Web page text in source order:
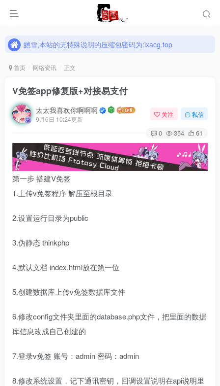
皑雪,本站的无特殊说明的压缩包密码为:ixacg.top
皑雪,本站的无特殊说明的压缩包密码为:ixacg.top
首页 网络资讯 正文
V免签app修复版+对接易支付
太太我喜欢你啊啊啊
9月6日 10:24更新
关注 私信
0 354 61
第一步 搭建V免签
1.上传v免签程序 解压至根目录
2.设置运行目录为public
3.伪静态 thinkphp
4.默认文档 index.html放在第一位
5.创建数据库上传v免签数据库文件
6.修改config文件夹里面的database.php文件，把里面的数据
库信息改成自己创建的
7.登录v免签 账号：admin 密码：admin
8.修改系统设置，记下通讯密钥，回调设置说明在api说明里